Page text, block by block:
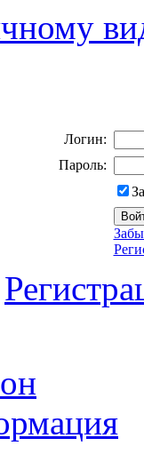
Логин:
Пароль: